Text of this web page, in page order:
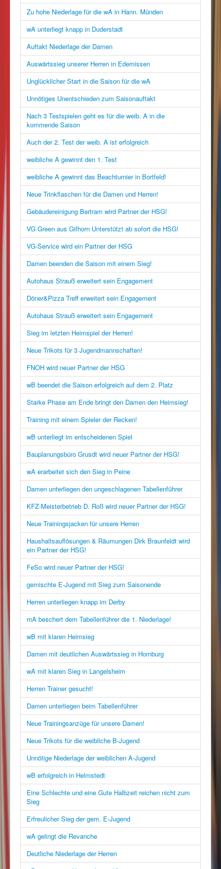
Zu hohe Niederlage für die wA in Hann. Münden
wA unterliegt knapp in Duderstadt
Auftakt Niederlage der Damen
Auswärtssieg unserer Herren in Edemissen
Unglücklicher Start in die Saison für die wA
Unnötiges Unentschieden zum Saisonauftakt
Nach 3 Testspielen geht es für die weib. A in die
kommende Saison
Auch der 2. Test der weib. A ist erfolgreich
weibliche A gewinnt den 1. Test
weibliche A gewinnt das Beachturnier in Bortfeld!
Neue Trinkflaschen für die Damen und Herren!
Gebäudereinigung Bertram wird Partner der HSG!
VG Green aus Gifhorn Unterstützt ab sofort die HSG!
VG-Service wird ein Partner der HSG
Damen beenden die Saison mit einem Sieg!
Autohaus Strauß erweitert sein Engagement
Döner&Pizza Treff erweitert sein Engagement
Autohaus Strauß erweitert sein Engagement
Sieg im letzten Heimspiel der Herren!
Neue Trikots für 3 Jugendmannschaften!
FNOH wird neuer Partner der HSG
wB beendet die Saison erfolgreich auf dem 2. Platz
Starke Phase am Ende bringt den Damen den Heimsieg!
Training mit einem Spieler der Recken!
wB unterliegt im entscheidenen Spiel
Bauplanungsbüro Grusdt wird neuer Partner der HSG!
wA erarbeitet sich den Sieg in Peine
Damen unterliegen den ungeschlagenen Tabellenführer
KFZ-Meisterbetrieb D. Roß wird neuer Partner der HSG!
Neue Trainingsjacken für unsere Herren
Haushaltsauflösungen & Räumungen Dirk Braunfeldt wird
ein Partner der HSG!
FeSo wird neuer Partner der HSG!
gemischte E-Jugend mit Sieg zum Saisonende
Herren unterliegen knapp im Derby
mA beschert dem Tabellenführer die 1. Niederlage!
wB mit klaren Heimsieg
Damen mit deutlichen Auswärtssieg in Hornburg
wA mit klaren Sieg in Langelsheim
Herren Trainer gesucht!
Damen unterliegen beim Tabellenführer
Neue Trainingsanzüge für unsere Damen!
Neue Trikots für die weibliche B-Jugend
Unnötige Niederlage der weiblichen A-Jugend
wB erfolgreich in Helmstedt
Eine Schlechte und eine Gute Halbzeit reichen nicht zum
Sieg
Erfreulicher Sieg der gem. E-Jugend
wA gelingt die Revanche
Deutliche Niederlage der Herren